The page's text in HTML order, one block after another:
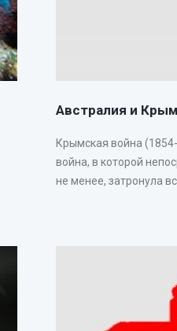
Австралия и
Крымская война
война, в которой
не менее, затронула